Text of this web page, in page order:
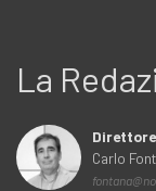
La
Carlo